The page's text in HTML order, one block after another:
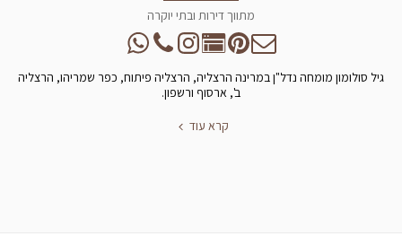
מתווך דירות ובתי יוקרה
גיל סולומון מומחה נדל"ן במרינה הרצליה, הרצליה פיתוח, כפר שמריהו, הרצליה
ב', ארסוף ורשפון.
קרא עוד